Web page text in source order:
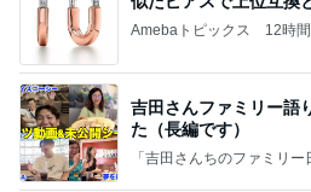
Amebaトピックス 12時
吉田さんファミリー語
た（長編です）
「吉田さんちのファミリー